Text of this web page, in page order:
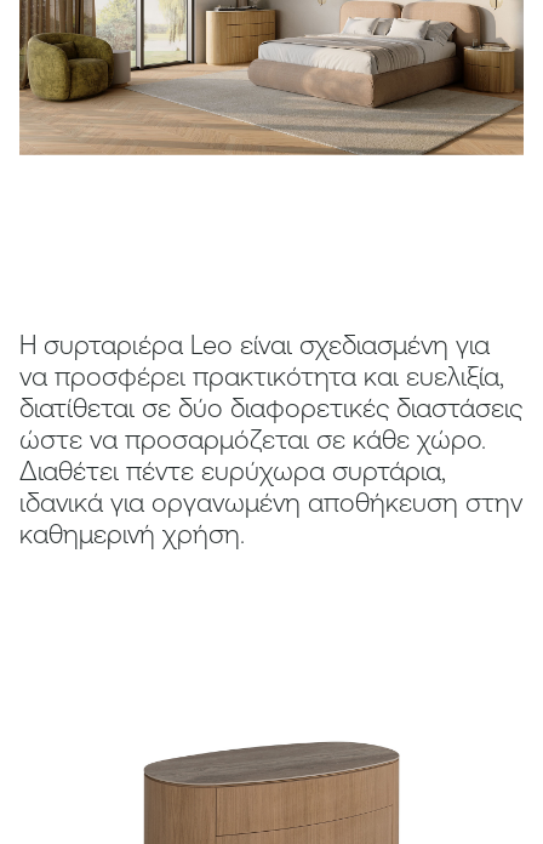
Η συρταριέρα Leo είναι σχεδιασμένη για
να προσφέρει πρακτικότητα και ευελιξία,
διατίθεται σε δύο διαφορετικές διαστάσεις
ώστε να προσαρμόζεται σε κάθε χώρο.
Διαθέτει πέντε ευρύχωρα συρτάρια,
ιδανικά για οργανωμένη αποθήκευση στην
καθημερινή χρήση.